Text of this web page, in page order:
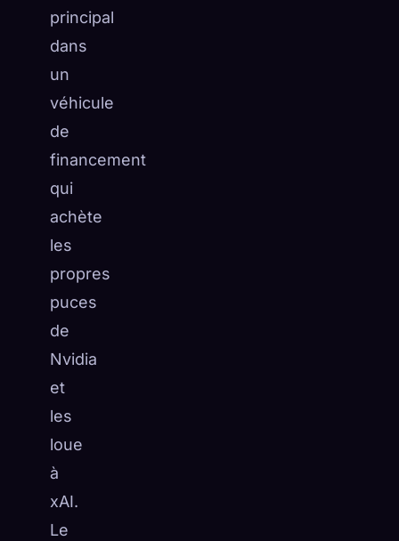
principal
dans
un
véhicule
de
financement
qui
achète
les
propres
puces
de
Nvidia
et
les
loue
à
xAI.
Le